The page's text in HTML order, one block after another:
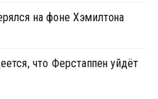
на фоне Хэмилтона
что Ферстаппен уйдёт